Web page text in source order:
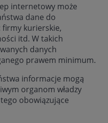
internetowy może
dane do
kurierskie,
itd. W takich
danych
prawem minimum.
informacje mogą
organom władzy
obowiązujące